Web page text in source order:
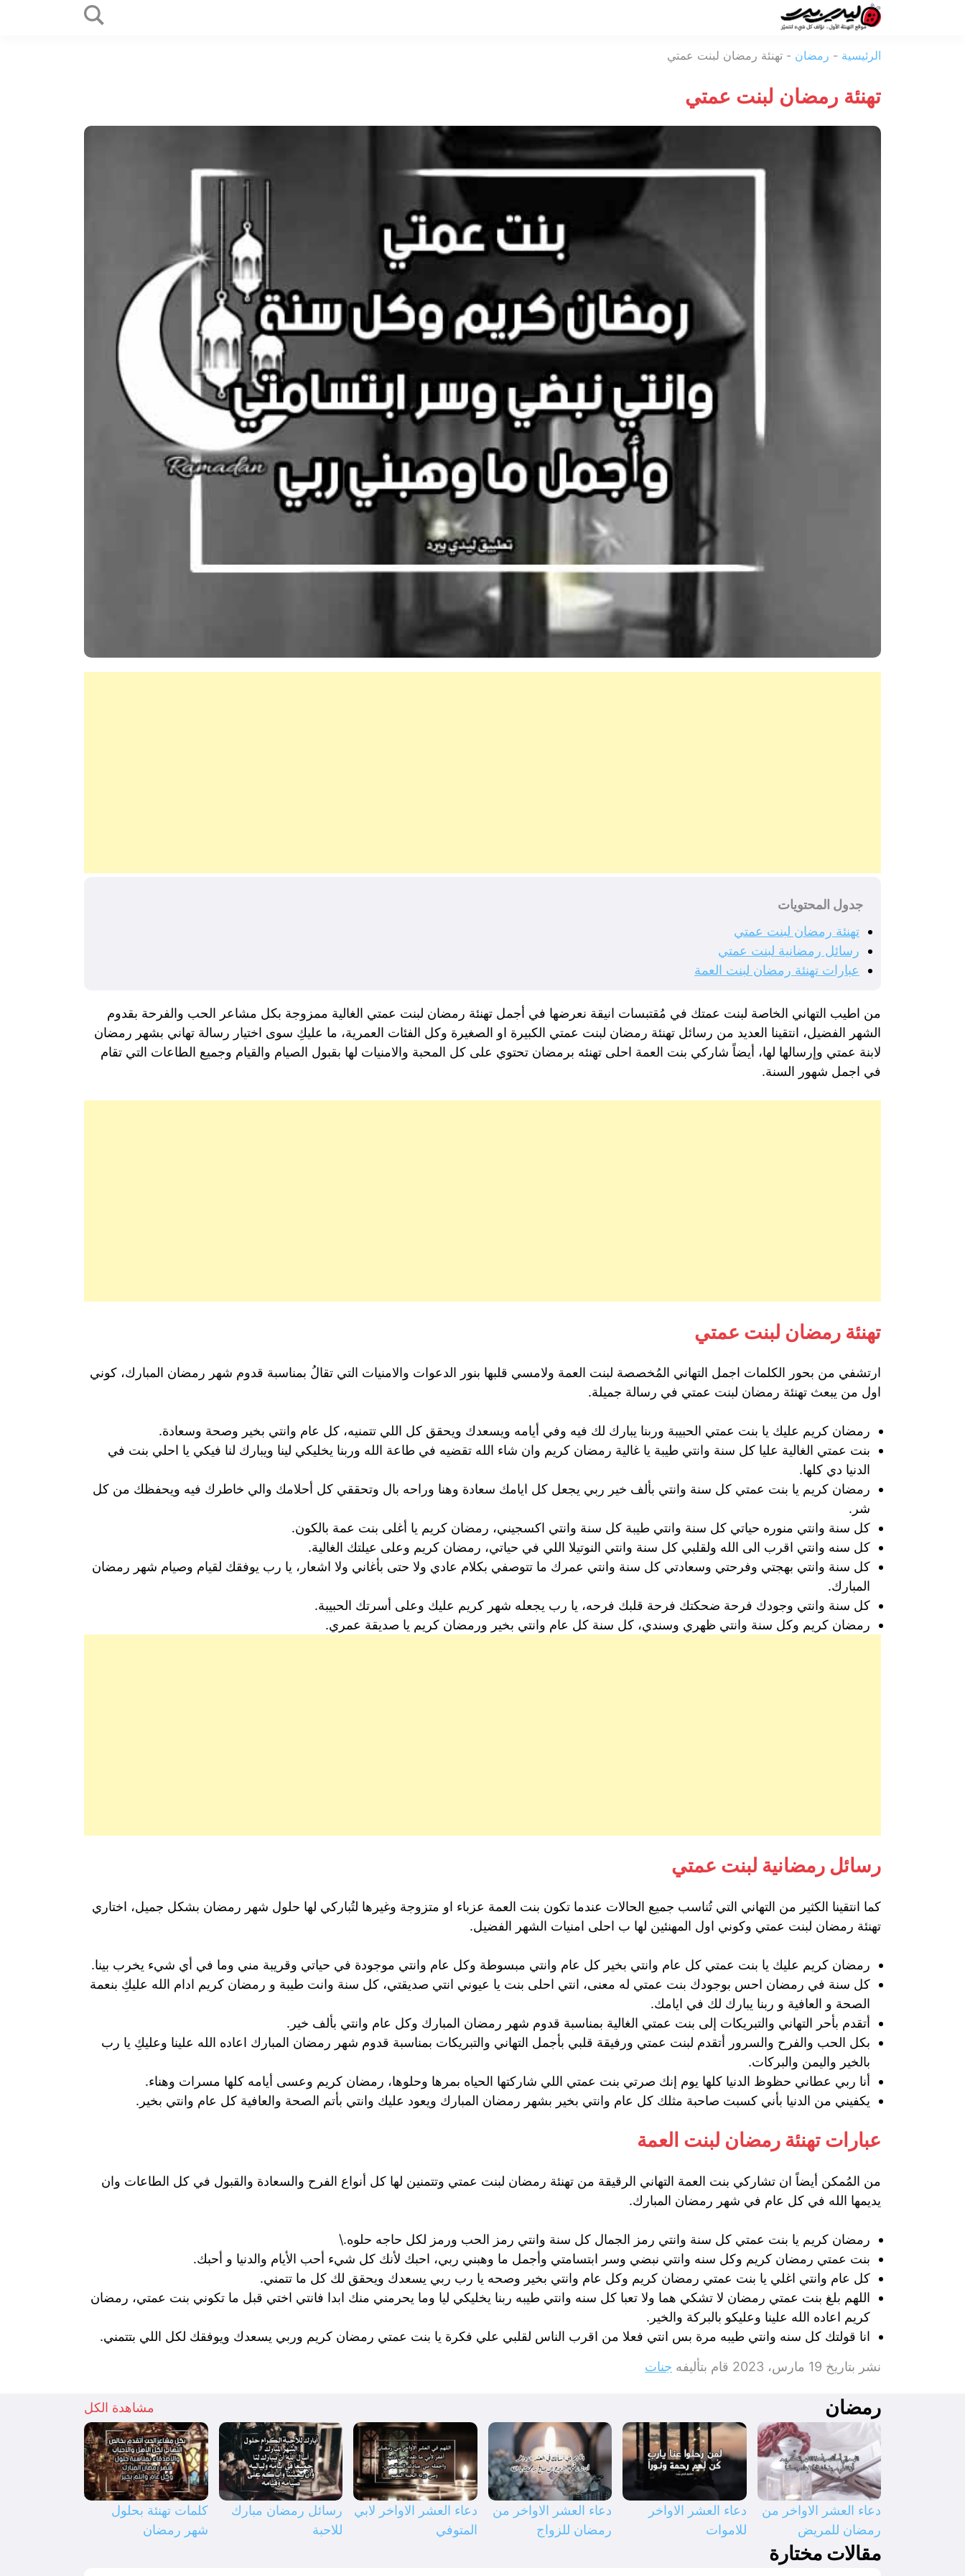
بيرد
الرئيسية - رمضان - تهنئة رمضان لبنت عمتي
تهنئة رمضان لبنت عمتي
جدول المحتويات
تهنئة رمضان لبنت عمتي
رسائل رمضانية لبنت عمتي
عبارات تهنئة رمضان لبنت العمة
من اطيب التهاني الخاصة لبنت عمتك في مُقتبسات انيقة نعرضها في أجمل تهنئة رمضان لبنت عمتي الغالية ممزوجة بكل مشاعر الحب والفرحة بقدوم
الشهر الفضيل، انتقينا العديد من رسائل تهنئة رمضان لبنت عمتي الكبيرة او الصغيرة وكل الفئات العمرية، ما عليكِ سوى اختيار رسالة تهاني بشهر رمضان
لابنة عمتي وإرسالها لها، أيضاً شاركي بنت العمة احلى تهنئه برمضان تحتوي على كل المحبة والامنيات لها بقبول الصيام والقيام وجميع الطاعات التي تقام
في اجمل شهور السنة.
تهنئة رمضان لبنت عمتي
ارتشفي من بحور الكلمات اجمل التهاني المُخصصة لبنت العمة ولامسي قلبها بنور الدعوات والامنيات التي تقالُ بمناسبة قدوم شهر رمضان المبارك، كوني
اول من يبعث تهنئة رمضان لبنت عمتي في رسالة جميلة.
رمضان كريم عليك يا بنت عمتي الحبيبة وربنا يبارك لك فيه وفي أيامه ويسعدك ويحقق كل اللي تتمنيه، كل عام وانتي بخير وصحة وسعادة.
بنت عمتي الغالية عليا كل سنة وانتي طيبة يا غالية رمضان كريم وان شاء الله تقضيه في طاعة الله وربنا يخليكي لينا ويبارك لنا فيكي يا احلي بنت في
الدنيا دي كلها.
رمضان كريم يا بنت عمتي كل سنة وانتي بألف خير ربي يجعل كل ايامك سعادة وهنا وراحه بال وتحققي كل أحلامك والي خاطرك فيه ويحفظك من كل
شر.
كل سنة وانتي منوره حياتي كل سنة وانتي طيبة كل سنة وانتي اكسجيني، رمضان كريم يا أغلى بنت عمة بالكون.
كل سنه وانتي اقرب الى الله ولقلبي كل سنة وانتي النوتيلا اللي في حياتي، رمضان كريم وعلى عيلتك الغالية.
كل سنة وانتي بهجتي وفرحتي وسعادتي كل سنة وانتي عمرك ما تتوصفي بكلام عادي ولا حتى بأغاني ولا اشعار، يا رب يوفقك لقيام وصيام شهر رمضان
المبارك.
كل سنة وانتي وجودك فرحة ضحكتك فرحة قلبك فرحه، يا رب يجعله شهر كريم عليك وعلى أسرتك الحبيبة.
رمضان كريم وكل سنة وانتي ظهري وسندي، كل سنة كل عام وانتي بخير ورمضان كريم يا صديقة عمري.
رسائل رمضانية لبنت عمتي
كما انتقينا الكثير من التهاني التي تُناسب جميع الحالات عندما تكون بنت العمة عزباء او متزوجة وغيرها لتُباركي لها حلول شهر رمضان بشكل جميل، اختاري
تهنئة رمضان لبنت عمتي وكوني اول المهنئين لها ب احلى امنيات الشهر الفضيل.
رمضان كريم عليك يا بنت عمتي كل عام وانتي بخير كل عام وانتي مبسوطة وكل عام وانتي موجودة في حياتي وقريبة مني وما في أي شيء يخرب بينا.
كل سنة في رمضان احس بوجودك بنت عمتي له معنى، انتي احلى بنت يا عيوني انتي صديقتي، كل سنة وانت طيبة و رمضان كريم ادام الله عليكِ بنعمة
الصحة و العافية و ربنا يبارك لك في ايامك.
أتقدم بأحر التهاني والتبريكات إلى بنت عمتي الغالية بمناسبة قدوم شهر رمضان المبارك وكل عام وانتي بألف خير.
بكل الحب والفرح والسرور أتقدم لبنت عمتي ورفيقة قلبي بأجمل التهاني والتبريكات بمناسبة قدوم شهر رمضان المبارك اعاده الله علينا وعليكِ يا رب
بالخير واليمن والبركات.
أنا ربي عطاني حظوظ الدنيا كلها يوم إنك صرتي بنت عمتي اللي شاركتها الحياه بمرها وحلوها، رمضان كريم وعسى أيامه كلها مسرات وهناء.
يكفيني من الدنيا بأني كسبت صاحبة مثلك كل عام وانتي بخير بشهر رمضان المبارك ويعود عليك وانتي بأتم الصحة والعافية كل عام وانتي بخير.
عبارات تهنئة رمضان لبنت العمة
من المُمكن أيضاً ان تشاركي بنت العمة التهاني الرقيقة من تهنئة رمضان لبنت عمتي وتتمنين لها كل أنواع الفرح والسعادة والقبول في كل الطاعات وان
يديمها الله في كل عام في شهر رمضان المبارك.
رمضان كريم يا بنت عمتي كل سنة وانتي رمز الجمال كل سنة وانتي رمز الحب ورمز لكل حاجه حلوه.\
بنت عمتي رمضان كريم وكل سنه وانتي نبضي وسر ابتسامتي وأجمل ما وهبني ربي، احبك لأنك كل شيء أحب الأيام والدنيا و أحبك.
كل عام وانتي اغلي يا بنت عمتي رمضان كريم وكل عام وانتي بخير وصحه يا رب ربي يسعدك ويحقق لك كل ما تتمني.
اللهم بلغ بنت عمتي رمضان لا تشكي هما ولا تعبا كل سنه وانتي طيبه ربنا يخليكي ليا وما يحرمني منك ابدا فانتي اختي قبل ما تكوني بنت عمتي، رمضان
كريم اعاده الله علينا وعليكو بالبركة والخير.
انا قولتك كل سنه وانتي طيبه مرة بس انتي فعلا من اقرب الناس لقلبي علي فكرة يا بنت عمتي رمضان كريم وربي يسعدك ويوفقك لكل اللي بتتمني.
نشر بتاريخ 19 مارس، 2023 قام بتأليفه جنات
رمضان مشاهدة الكل
دعاء العشر الاواخر من
رمضان للمريض
دعاء العشر الاواخر
للاموات
دعاء العشر الاواخر من
رمضان للزواج
دعاء العشر الاواخر لابي
المتوفي
رسائل رمضان مبارك
للاحبة
كلمات تهنئة بحلول
شهر رمضان
مقالات مختارة